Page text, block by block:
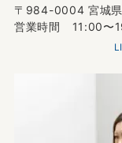
〒984-0004 宮城
営業時間 11:00〜